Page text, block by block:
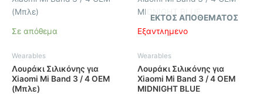
Σε απόθεμα
Wearables
Λουράκι Σιλικόνης για
Xiaomi Mi Band 3 / 4 OEM
(Μπλε)
ΕΚΤΌΣ ΑΠΟΘΈΜΑΤΟΣ
Εξαντλημένο
Wearables
Λουράκι Σιλικόνης για
Xiaomi Mi Band 3 / 4 OEM
MIDNIGHT BLUE